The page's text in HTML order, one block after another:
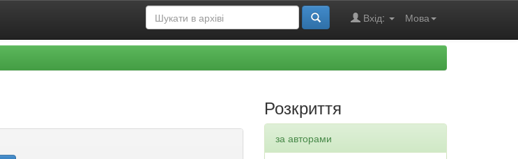
Мова
Вхід:
Розкриття
за авторами